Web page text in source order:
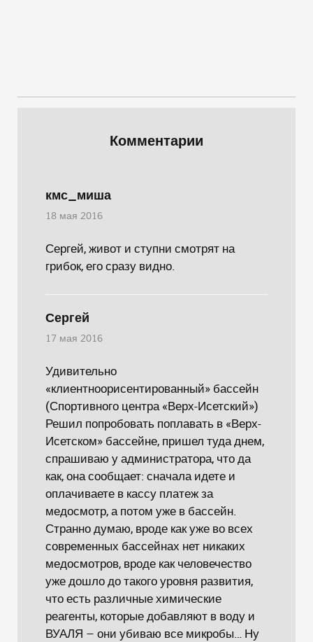
Комментарии
кмс_миша
18 мая 2016
Сергей, живот и ступни смотрят на
грибок, его сразу видно.
Сергей
17 мая 2016
Удивительно
«клиентноорисентированный» бассейн
(Спортивного центра «Верх-Исетский»)
Решил попробовать поплавать в «Верх-
Исетском» бассейне, пришел туда днем,
спрашиваю у администратора, что да
как, она сообщает: сначала идете и
оплачиваете в кассу платеж за
медосмотр, а потом уже в бассейн.
Странно думаю, вроде как уже во всех
современных бассейнах нет никаких
медосмотров, вроде как человечество
уже дошло до такого уровня развития,
что есть различные химические
реагенты, которые добавляют в воду и
ВУАЛЯ – они убиваю все микробы… Ну